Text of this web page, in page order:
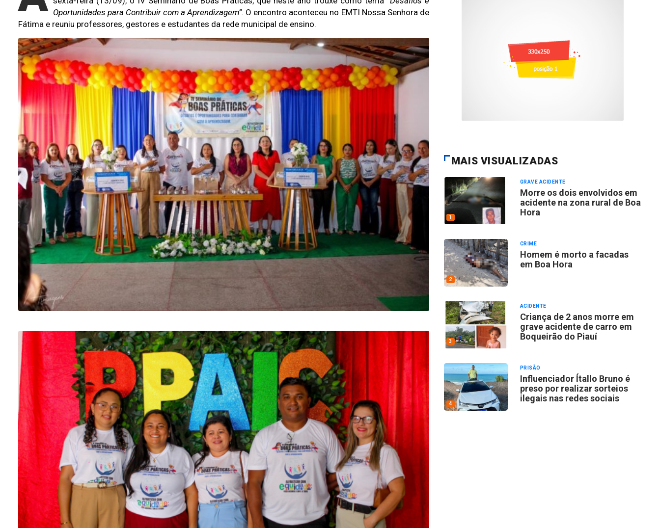
Oportunidades para Contribuir com a Aprendizagem”. O encontro aconteceu no EMTI Nossa Senhora de
Fátima e reuniu professores, gestores e estudantes da rede municipal de ensino.
MAIS VISUALIZADAS
1
GRAVE ACIDENTE
Morre os dois envolvidos em
acidente na zona rural de Boa
Hora
2
CRIME
Homem é morto a facadas
em Boa Hora
3
ACIDENTE
Criança de 2 anos morre em
grave acidente de carro em
Boqueirão do Piauí
4
PRISÃO
Influenciador Ítallo Bruno é
preso por realizar sorteios
ilegais nas redes sociais